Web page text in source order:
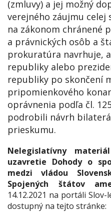
(zmluvy) a jej možný
verejného záujmu celej
na zákonom chránené
a právnických osôb a
prokuratúra navrhuje,
republiky alebo
republiky po skončení
pripomienkového
oprávnenia podľa čl.
podrobili návrh
prieskumu.
Nelegislatívny
uzavretie Dohody o
medzi vládou
Spojených štátov
14.12.2021 na portáli Slov-
dostupný na tejto stránke: